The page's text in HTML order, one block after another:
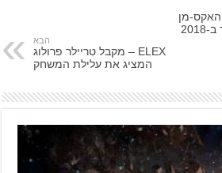
מן
הבא
ELEX – מקבל טריילר פרולוג
המציג את עלילת המשחק